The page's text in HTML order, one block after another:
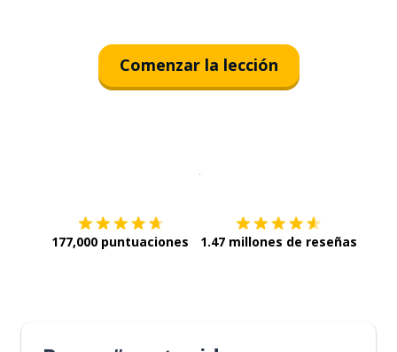
Comenzar la lección
177,000 puntuaciones 1.47 millones de reseñas